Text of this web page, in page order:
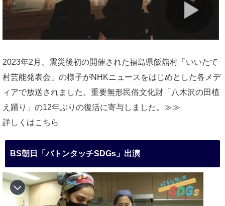
2023年2月、震災後初の開催された福島県飯舘村「いいたて
村芸能発表会」の様子がNHKニュースをはじめとした各メデ
ィアで放送されました。重要無形民俗文化財「八木沢の田植
え踊り」の12年ぶりの復活に寄与しました。≫≫
詳しくはこちら
BS朝日「バトンタッチSDGs」出演